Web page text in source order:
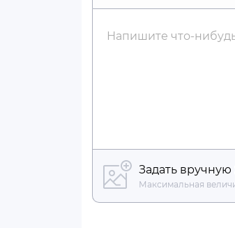
Напишите что-
Задать
Максимальная